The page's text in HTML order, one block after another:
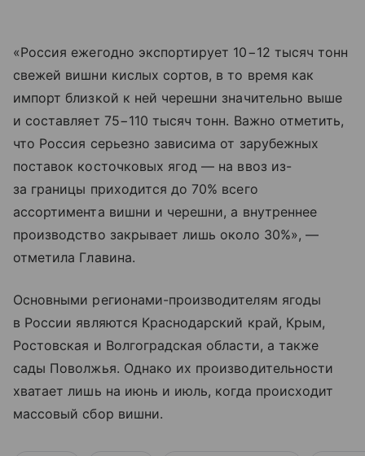
«Россия ежегодно экспортирует 10−12 тысяч тонн
свежей вишни кислых сортов, в то время как
импорт близкой к ней черешни значительно выше
и составляет 75−110 тысяч тонн. Важно отметить,
что Россия серьезно зависима от зарубежных
поставок косточковых ягод — на ввоз из-
за границы приходится до 70% всего
ассортимента вишни и черешни, а внутреннее
производство закрывает лишь около 30%», —
отметила Главина.
Основными регионами-производителям ягоды
в России являются Краснодарский край, Крым,
Ростовская и Волгоградская области, а также
сады Поволжья. Однако их производительности
хватает лишь на июнь и июль, когда происходит
массовый сбор вишни.